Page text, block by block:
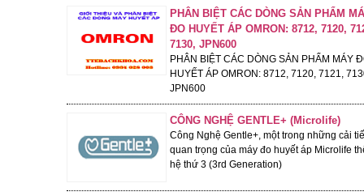
- 22%
PHÂN BIỆT CÁC DÒNG SẢN PHẨM
ĐO HUYẾT ÁP OMRON: 8712, 7120,
7130, JPN600
PHÂN BIỆT CÁC DÒNG SẢN PHẨM MÁY
HUYẾT ÁP OMRON: 8712, 7120, 7121,
JPN600
CÔNG NGHỆ GENTLE+ (Microlife)
Công Nghệ Gentle+, một trong những cải
quan trọng của máy đo huyết áp Microlife
hệ thứ 3 (3rd Generation)